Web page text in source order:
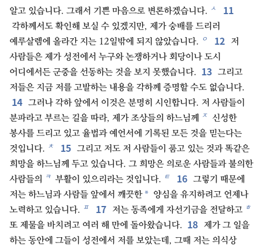
알고 있습니다. 그래서 기쁜 마음으로 변론하겠습니다. ㅅ 11
각하께서도 확인해 보실 수 있겠지만, 제가 숭배를 드리러
예루살렘에 올라간 지는 12일밖에 되지 않았습니다. ㅇ 12
저
사람들은 제가 성전에서 누구와 논쟁하거나 회당이나 도시
어디에서든 군중을 선동하는 것을 보지 못했습니다. 13 그리고
저들은 지금 저를 고발하는 내용을 각하께 증명할 수도 없습니다.
14 그러나 각하 앞에서 이것은 분명히 시인합니다. 저 사람들이
분파라고 부르는 길을 따라, 제가 조상들의 하느님께
ㅈ 신성한
봉사를 드리고 있고 율법과 예언서에 기록된 모든 것을 믿는다는
것입니다. ㅊ 15 그리고 저도 저 사람들이 품고 있는 것과 똑같은
희망을 하느님께 두고 있습니다. 그 희망은 의로운 사람들과 불의한
사람들의
ㅋ 부활이 있으리라는 것입니다. ㅌ 16 그렇기 때문에
저는 하느님과 사람들 앞에서 깨끗한 * 양심을 유지하려고 언제나
노력하고 있습니다. ㅍ 17 저는 동족에게 자선기금을 전달하고 ㅎ
또 제물을 바치려고 여러 해 만에 돌아왔습니다. 18 제가 그 일을
하는 동안에 그들이 성전에서 저를 보았는데, 그때 저는 의식상